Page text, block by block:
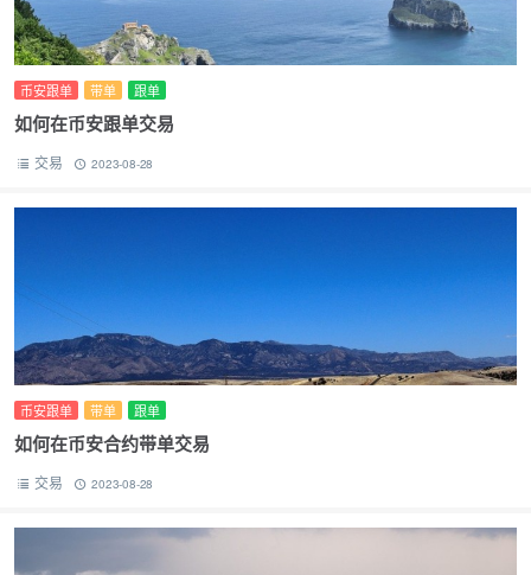
币安跟单 带单 跟单
如何在币安跟单交易
交易 2023-08-28
币安跟单 带单 跟单
如何在币安合约带单交易
交易 2023-08-28